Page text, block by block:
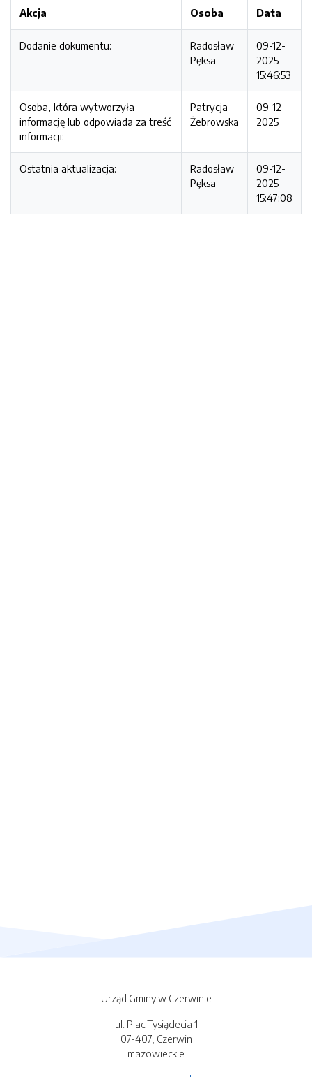
Akcja Osoba Data
Dodanie dokumentu:
Radosław
Pęksa
09-12-
2025
15:46:53
Osoba, która wytworzyła
informację lub odpowiada za treść
informacji:
Patrycja
Żebrowska
09-12-
2025
Ostatnia aktualizacja:
Radosław
Pęksa
09-12-
2025
15:47:08
Urząd Gminy w Czerwinie
ul. Plac Tysiąclecia 1
07-407, Czerwin
mazowieckie